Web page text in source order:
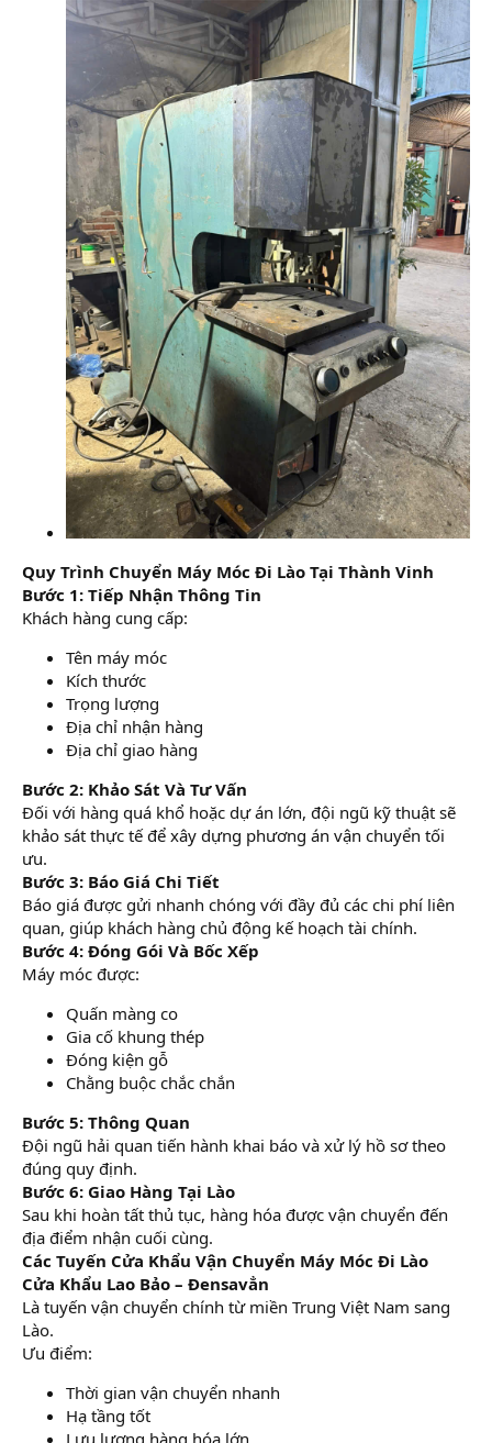
Quy Trình Chuyển Máy Móc Đi Lào Tại Thành Vinh
Bước 1: Tiếp Nhận Thông Tin
Khách hàng cung cấp:
Tên máy móc
Kích thước
Trọng lượng
Địa chỉ nhận hàng
Địa chỉ giao hàng
Bước 2: Khảo Sát Và Tư Vấn
Đối với hàng quá khổ hoặc dự án lớn, đội ngũ kỹ thuật sẽ
khảo sát thực tế để xây dựng phương án vận chuyển tối
ưu.
Bước 3: Báo Giá Chi Tiết
Báo giá được gửi nhanh chóng với đầy đủ các chi phí liên
quan, giúp khách hàng chủ động kế hoạch tài chính.
Bước 4: Đóng Gói Và Bốc Xếp
Máy móc được:
Quấn màng co
Gia cố khung thép
Đóng kiện gỗ
Chằng buộc chắc chắn
Bước 5: Thông Quan
Đội ngũ hải quan tiến hành khai báo và xử lý hồ sơ theo
đúng quy định.
Bước 6: Giao Hàng Tại Lào
Sau khi hoàn tất thủ tục, hàng hóa được vận chuyển đến
địa điểm nhận cuối cùng.
Các Tuyến Cửa Khẩu Vận Chuyển Máy Móc Đi Lào
Cửa Khẩu Lao Bảo – Đensavẳn
Là tuyến vận chuyển chính từ miền Trung Việt Nam sang
Lào.
Ưu điểm:
Thời gian vận chuyển nhanh
Hạ tầng tốt